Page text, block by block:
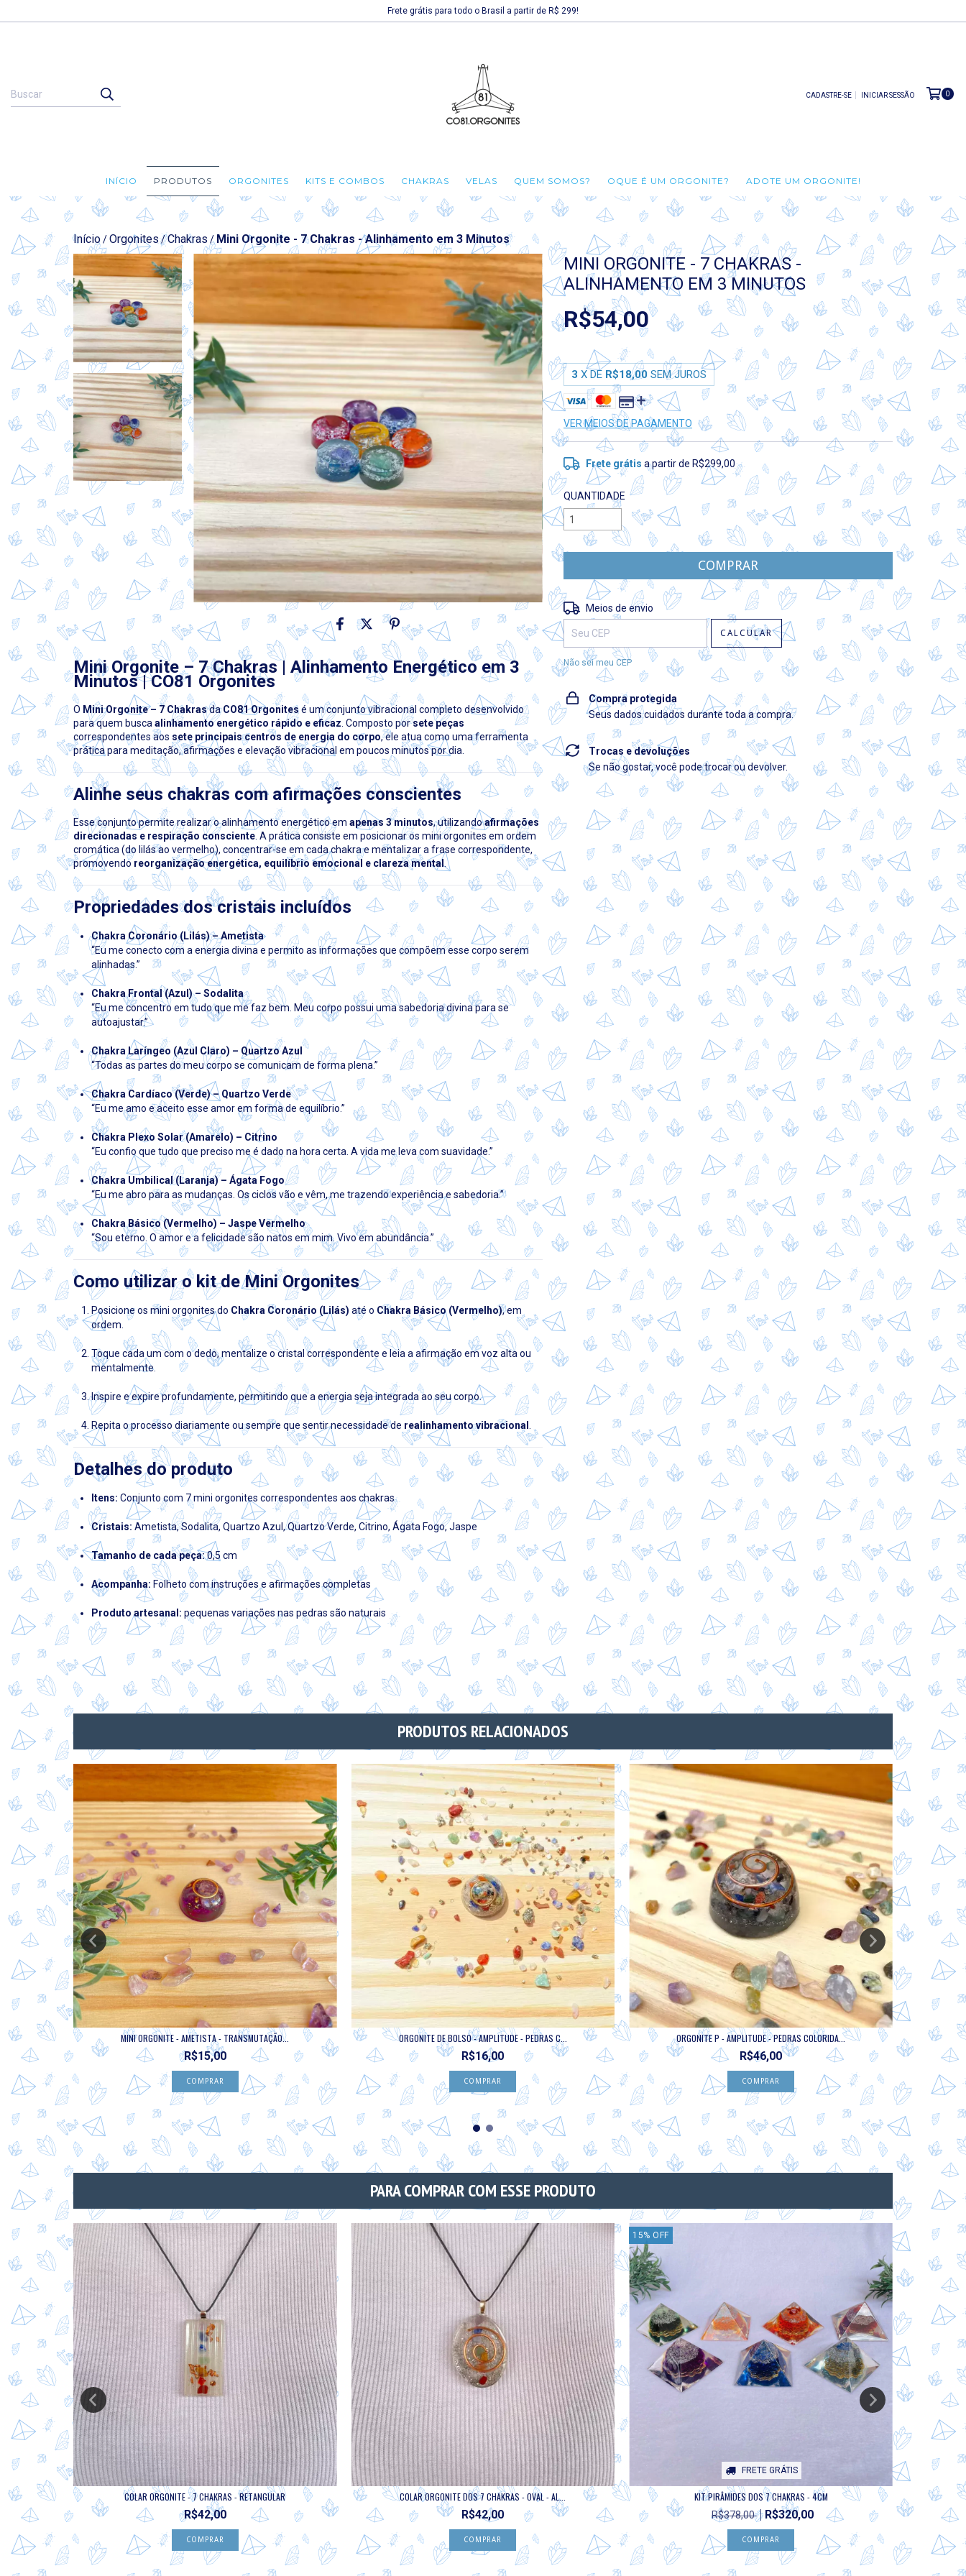
Frete grátis para todo o Brasil a partir de R$ 299!
CADASTRE-SE INICIAR SESSÃO 0
INÍCIO PRODUTOS ORGONITES KITS E COMBOS CHAKRAS VELAS QUEM SOMOS? OQUE É UM ORGONITE? ADOTE UM ORGONITE!
Início/Orgonites /Chakras / Mini Orgonite - 7 Chakras - Alinhamento em 3 Minutos
Mini Orgonite – 7 Chakras | Alinhamento Energético em 3
Minutos | CO81 Orgonites
O Mini Orgonite – 7 ChakrasdaCO81 Orgonitesé um conjunto vibracional completo desenvolvido
para quem busca alinhamento energético rápido e eficaz . Composto porsete peças
correspondentes aos sete principais centros de energia do corpo, ele atua como uma ferramenta
prática para meditação, afirmações e elevação vibracional em poucos minutos por dia.
Alinhe seus chakras com afirmações conscientes
Esse conjunto permite realizar o alinhamento energético em apenas 3 minutos, utilizandoafirmações
direcionadas e respiração consciente . A prática consiste em posicionar os mini orgonites em ordem
cromática (do lilás ao vermelho), concentrar-se em cada chakra e mentalizar a frase correspondente,
promovendo reorganização energética, equilíbrio emocional e clareza mental
Propriedades dos cristais incluídos
Chakra Coronário (Lilás) – Ametista
“Eu me conecto com a energia divina e permito as informações que compõem esse corpo serem
alinhadas.”
Chakra Frontal (Azul) – Sodalita
“Eu me concentro em tudo que me faz bem. Meu corpo possui uma sabedoria divina para se
autoajustar.”
Chakra Laríngeo (Azul Claro) – Quartzo Azul
“Todas as partes do meu corpo se comunicam de forma plena.”
Chakra Cardíaco (Verde) – Quartzo Verde
“Eu me amo e aceito esse amor em forma de equilíbrio.”
Chakra Plexo Solar (Amarelo) – Citrino
“Eu confio que tudo que preciso me é dado na hora certa. A vida me leva com suavidade.”
Chakra Umbilical (Laranja) – Ágata Fogo
“Eu me abro para as mudanças. Os ciclos vão e vêm, me trazendo experiência e sabedoria.”
Chakra Básico (Vermelho) – Jaspe Vermelho
“Sou eterno. O amor e a felicidade são natos em mim. Vivo em abundância.”
Como utilizar o kit de Mini Orgonites
Posicione os mini orgonites do Chakra Coronário (Lilás) até o Chakra Básico (Vermelho), em
ordem.
Toque cada um com o dedo, mentalize o cristal correspondente e leia a afirmação em voz alta ou
mentalmente.
Inspire e expire profundamente, permitindo que a energia seja integrada ao seu corpo.
Repita o processo diariamente ou sempre que sentir necessidade de realinhamento vibracional
Detalhes do produto
Itens: Conjunto com 7 mini orgonites correspondentes aos chakras
Cristais: Ametista, Sodalita, Quartzo Azul, Quartzo Verde, Citrino, Ágata Fogo, Jaspe
Tamanho de cada peça:0,5 cm
Acompanha: Folheto com instruções e afirmações completas
Produto artesanal: pequenas variações nas pedras são naturais
MINI ORGONITE - 7 CHAKRAS -
ALINHAMENTO EM 3 MINUTOS
R$54,00
3 X DE R$18,00 SEM JUROS
VER MEIOS DE PAGAMENTO
Frete grátis a partir de R$299,00
QUANTIDADE
Entregas para o CEP: ALTERAR CEP
Meios de envio
CALCULAR
Não sei meu CEP
Compra protegida
Seus dados cuidados durante toda a compra.
Trocas e devoluções
Se não gostar, você pode trocar ou devolver.
PRODUTOS RELACIONADOS
MINI ORGONITE - AMETISTA - TRANSMUTAÇÃO...
R$15,00
ORGONITE DE BOLSO - AMPLITUDE - PEDRAS C...
R$16,00
ORGONITE P - AMPLITUDE - PEDRAS COLORIDA...
R$46,00
PARA COMPRAR COM ESSE PRODUTO
NOVO
-... COLAR ORGONITE - 7 CHAKRAS - RETANGULAR
R$42,00
COLAR ORGONITE DOS 7 CHAKRAS - OVAL - AL...
R$42,00
15% OFF
FRETE GRÁTIS
KIT PIRÂMIDES DOS 7 CHAKRAS - 4CM
R$378,00 R$320,00